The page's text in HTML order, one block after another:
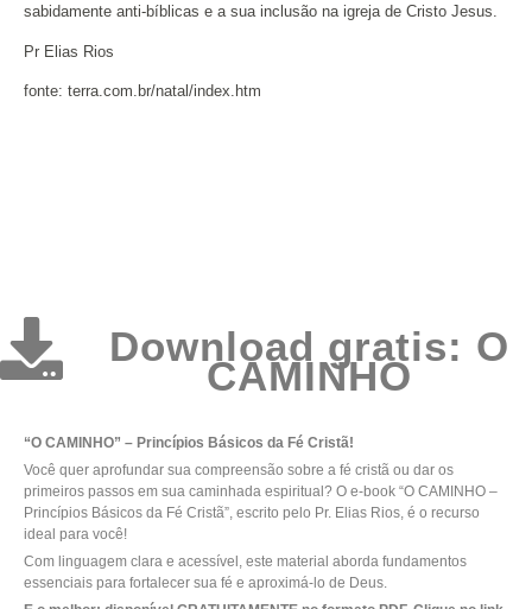
sabidamente anti-bíblicas e a sua inclusão na igreja de Cristo Jesus.
Pr Elias Rios
fonte: terra.com.br/natal/index.htm
Download gratis: O
CAMINHO
“O CAMINHO” – Princípios Básicos da Fé Cristã!
Você quer aprofundar sua compreensão sobre a fé cristã ou dar os
primeiros passos em sua caminhada espiritual? O e-book “O CAMINHO –
Princípios Básicos da Fé Cristã”, escrito pelo Pr. Elias Rios, é o recurso
ideal para você!
Com linguagem clara e acessível, este material aborda fundamentos
essenciais para fortalecer sua fé e aproximá-lo de Deus.